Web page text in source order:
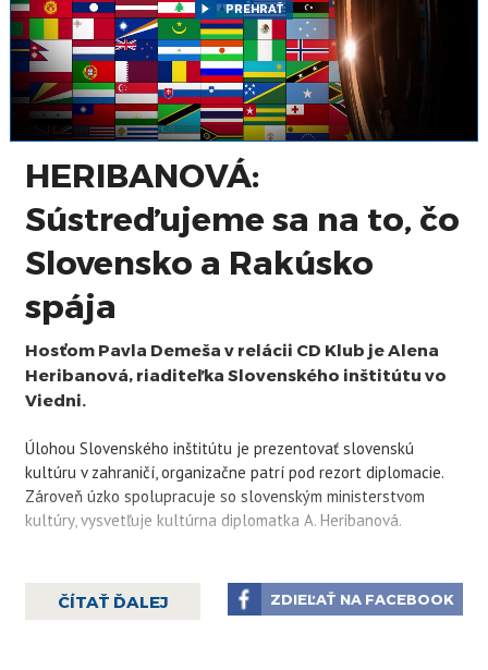
PREHRAŤ
HERIBANOVÁ:
Sústreďujeme sa na to, čo
Slovensko a Rakúsko
spája
Hosťom Pavla Demeša v relácii CD Klub je Alena
Heribanová, riaditeľka Slovenského inštitútu vo
Viedni.
Úlohou Slovenského inštitútu je prezentovať slovenskú
kultúru v zahraničí, organizačne patrí pod rezort diplomacie.
Zároveň úzko spolupracuje so slovenským ministerstvom
kultúry, vysvetľuje kultúrna diplomatka A. Heribanová.
Rakúsku," hovorí diplomatka. Podľa nej sa inštitút snaží
prezentovať nielen balet a hudbu, ktoré v Rakúsku najviac
ČÍTAŤ ĎALEJ ZDIEĽAŤ NA FACEBOOK